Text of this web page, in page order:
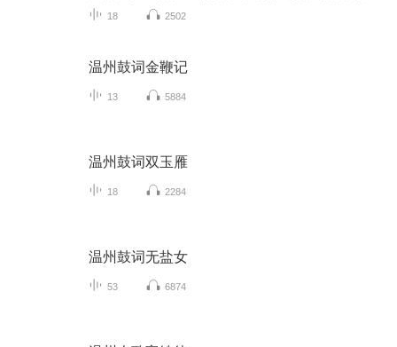
18 2502
温州鼓词金鞭记
13 5884
温州鼓词双玉雁
18 2284
温州鼓词无盐女
53 6874